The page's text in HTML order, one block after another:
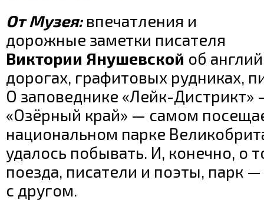
От Музея: впечатления и
дорожные заметки писателя
Виктории Янушевской об
дорогах, графитовых рудниках,
О заповеднике «Лейк-Дистрикт»
«Озёрный край» — самом
национальном парке
удалось побывать. И, конечно, о
поезда, писатели и поэты, парк
с другом.